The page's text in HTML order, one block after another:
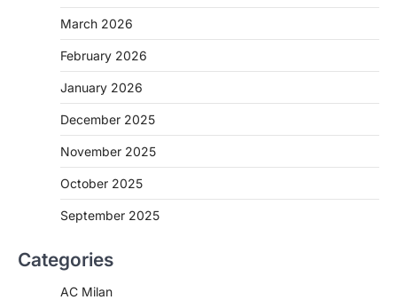
March 2026
February 2026
January 2026
December 2025
November 2025
October 2025
September 2025
Categories
AC Milan